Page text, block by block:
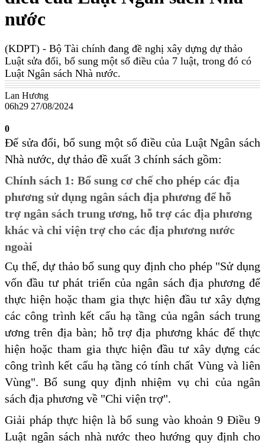
nước
(KDPT) - Bộ Tài chính đang đề nghị xây dựng dự thảo
Luật sửa đổi, bổ sung một số điều của 7 luật, trong đó có
Luật Ngân sách Nhà nước.
Lan Hương
06h29 27/08/2024
0
Để sửa đổi, bổ sung một số điều của Luật Ngân sách
Nhà nước, dự thảo đề xuất 3 chính sách gồm:
Chính sách 1: Bổ sung cơ chế cho phép các địa
phương sử dụng ngân sách địa phương để hỗ
trợ ngân sách trung ương, hỗ trợ các địa phương
khác và chi viện trợ cho các địa phương nước
ngoài
Cụ thể, dự thảo bổ sung quy định cho phép "Sử dụng
vốn đầu tư phát triển của ngân sách địa phương để
thực hiện hoặc tham gia thực hiện đầu tư xây dựng
các công trình kết cấu hạ tầng của ngân sách trung
ương trên địa bàn; hỗ trợ địa phương khác để thực
hiện hoặc tham gia thực hiện đầu tư xây dựng các
công trình kết cấu hạ tầng có tính chất Vùng và liên
Vùng". Bổ sung quy định nhiệm vụ chi của ngân
sách địa phương về "Chi viện trợ".
Giải pháp thực hiện là bổ sung vào khoản 9 Điều 9
Luật ngân sách nhà nước theo hướng quy định cho